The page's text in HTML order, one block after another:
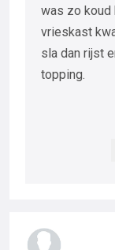
was zo koud
vrieskast
sla dan rijst
topping.